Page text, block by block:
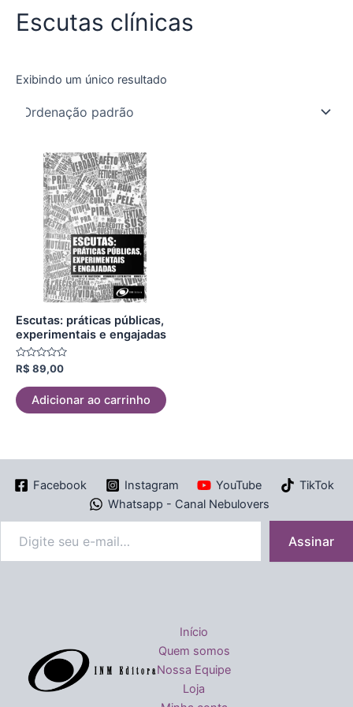
Escutas clínicas
Exibindo um único resultado
Escutas: práticas públicas,
experimentais e engajadas
Avaliação
de
5
R$ 89,00
Adicionar ao carrinho
Facebook Instagram YouTube
TikTok
Whatsapp - Canal Nebulovers
Assinar
Início
Quem somos
Nossa Equipe
Loja